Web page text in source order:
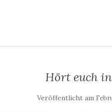
Hört euch
Veröffentlicht am